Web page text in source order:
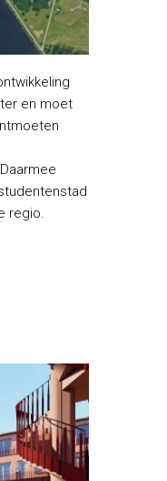
en moet
regio.